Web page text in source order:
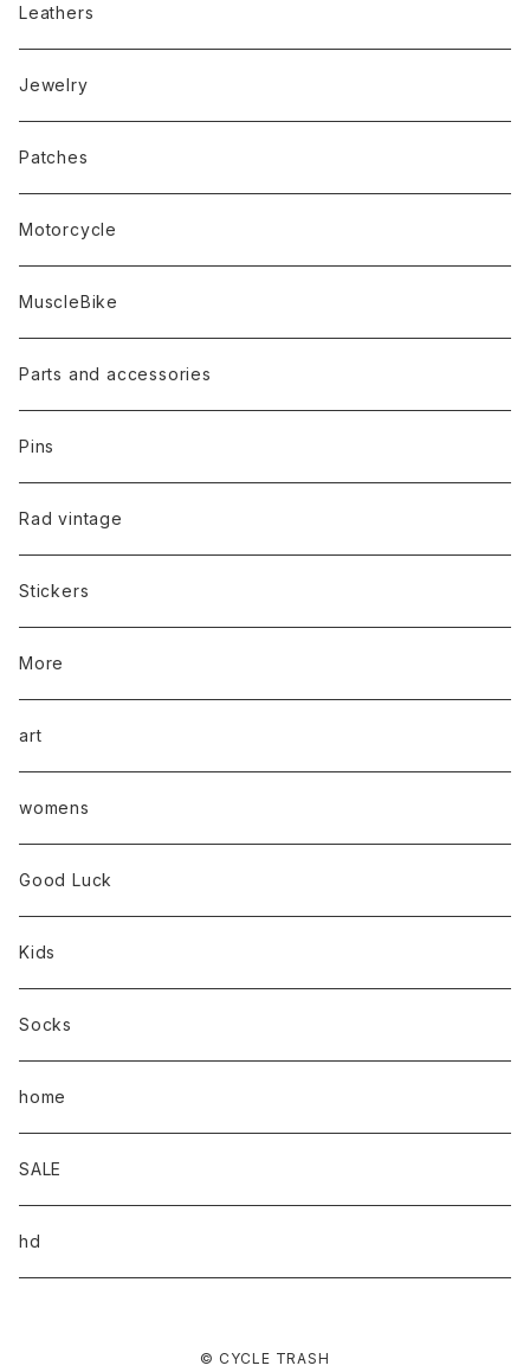
Leathers
Jewelry
Patches
Motorcycle
MuscleBike
Parts and accessories
Pins
Rad vintage
Stickers
More
art
womens
Good Luck
Kids
Socks
home
SALE
hd
© CYCLE TRASH